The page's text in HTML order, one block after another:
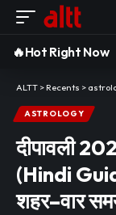
🔥Hot Right Now
ALTT > Recents >
ASTROLOGY
दीपावली
(Hindi
शहर–वार